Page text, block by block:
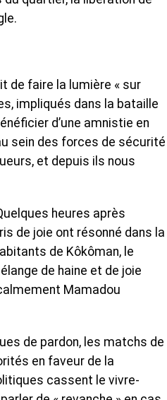
de faire la lumière « sur
impliqués dans la bataille
d’une amnistie en
sein des forces de sécurité
et depuis ils nous
heures après
de joie ont résonné dans la
de Kôkôman, le
de haine et de joie
Mamadou
de pardon, les matchs de
en faveur de la
cassent le vivre-